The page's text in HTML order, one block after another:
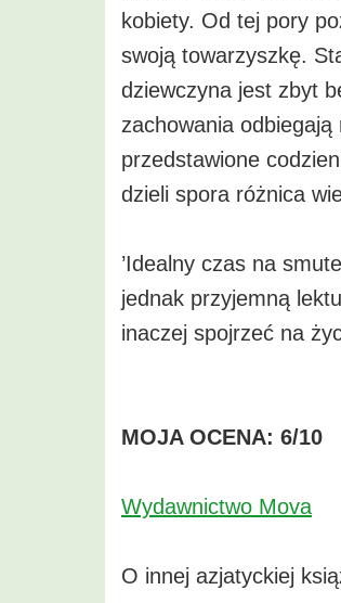
kobiety. Od tej pory
swoją towarzyszkę.
dziewczyna jest zbyt
zachowania
przedstawione
dzieli spora różnica
’Idealny czas na
jednak przyjemną
inaczej spojrzeć na
MOJA OCENA: 6/10
Wydawnictwo Mova
O innej azjatyckiej